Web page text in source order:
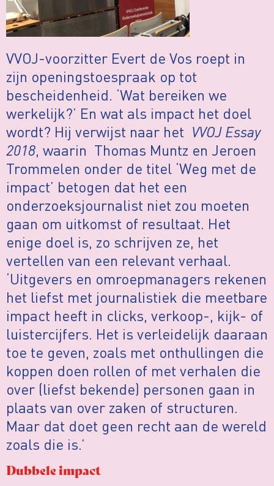
VVOJ-voorzitter Evert de Vos roept in
zijn openingstoespraak op tot
bescheidenheid. ‘Wat bereiken we
werkelijk?’ En wat als impact het doel
wordt? Hij verwijst naar het VVOJ Essay
2018, waarin Thomas Muntz en Jeroen
Trommelen onder de titel ‘Weg met de
impact’ betogen dat het een
onderzoeksjournalist niet zou moeten
gaan om uitkomst of resultaat. Het
enige doel is, zo schrijven ze, het
vertellen van een relevant verhaal.
‘Uitgevers en omroepmanagers rekenen
het liefst met journalistiek die meetbare
impact heeft in clicks, verkoop-, kijk- of
luistercijfers. Het is verleidelijk daaraan
toe te geven, zoals met onthullingen die
koppen doen rollen of met verhalen die
over (liefst bekende) personen gaan in
plaats van over zaken of structuren.
Maar dat doet geen recht aan de wereld
zoals die is.’
Dubbele impact